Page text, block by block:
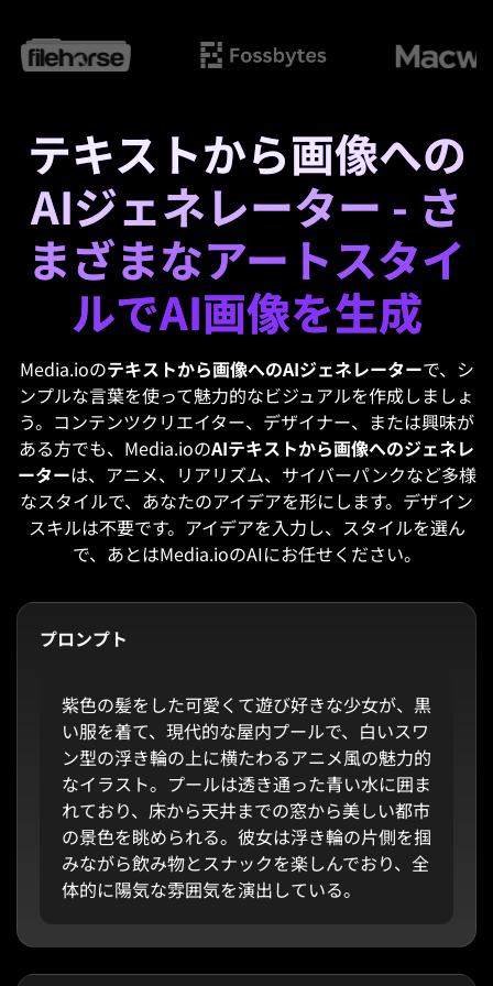
テキストから画像への
AIジェネレーター - さ
まざまなアートスタイ
ルでAI画像を生成
Media.ioのテキストから画像へのAIジェネレーターで、シ
ンプルな言葉を使って魅力的なビジュアルを作成しましょ
う。コンテンツクリエイター、デザイナー、または興味が
ある方でも、Media.ioのAIテキストから画像へのジェネレ
ーターは、アニメ、リアリズム、サイバーパンクなど多様
なスタイルで、あなたのアイデアを形にします。デザイン
スキルは不要です。アイデアを入力し、スタイルを選ん
で、あとはMedia.ioのAIにお任せください。
プロンプト
紫色の髪をした可愛くて遊び好きな少女が、黒
い服を着て、現代的な屋内プールで、白いスワ
ン型の浮き輪の上に横たわるアニメ風の魅力的
なイラスト。プールは透き通った青い水に囲ま
れており、床から天井までの窓から美しい都市
の景色を眺められる。彼女は浮き輪の片側を掴
みながら飲み物とスナックを楽しんでおり、全
体的に陽気な雰囲気を演出している。